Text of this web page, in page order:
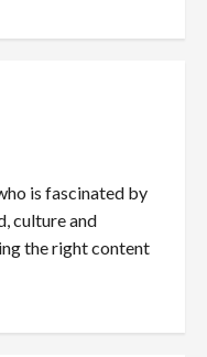
is fascinated by
culture and
the right content